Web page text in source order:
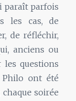
paraît parfois
les cas, de
de réfléchir,
anciens ou
les questions
ont été
soirée